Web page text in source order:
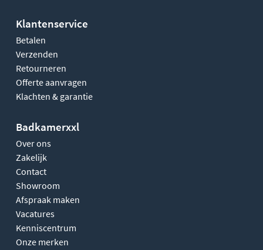
Klantenservice
Betalen
Verzenden
Retourneren
Offerte aanvragen
Klachten & garantie
Badkamerxxl
Over ons
Zakelijk
Contact
Showroom
Afspraak maken
Vacatures
Kenniscentrum
Onze merken